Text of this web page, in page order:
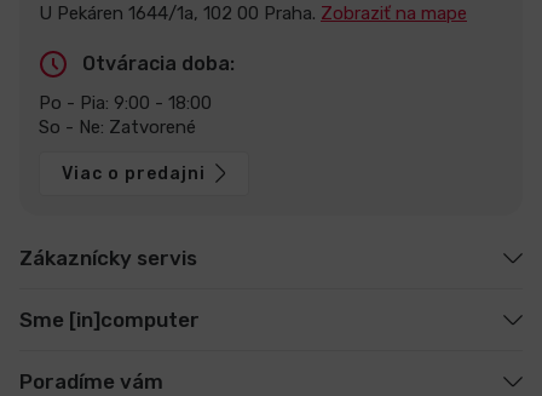
U Pekáren 1644/1a, 102 00 Praha. Zobraziť na mape
Otváracia doba:
Po - Pia: 9:00 - 18:00
So - Ne: Zatvorené
Viac o predajni
Zákaznícky servis
Sme [in]computer
Poradíme vám